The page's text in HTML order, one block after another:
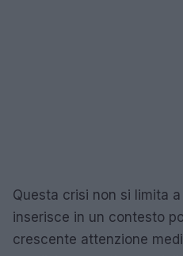
Questa crisi non si limita
inserisce in un contesto
crescente attenzione